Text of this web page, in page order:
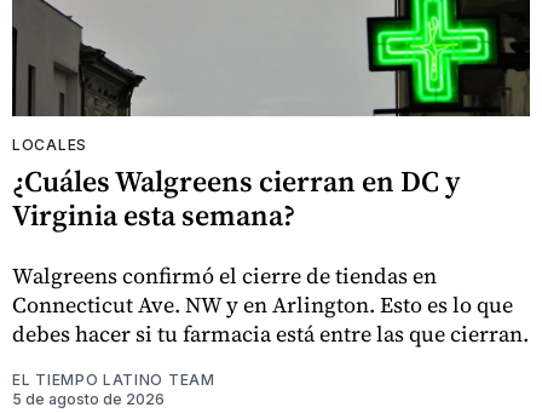
LOCALES
¿Cuáles Walgreens cierran en DC y
Virginia esta semana?
Walgreens confirmó el cierre de tiendas en
Connecticut Ave. NW y en Arlington. Esto es lo que
debes hacer si tu farmacia está entre las que cierran.
EL TIEMPO LATINO TEAM
5 de agosto de 2026